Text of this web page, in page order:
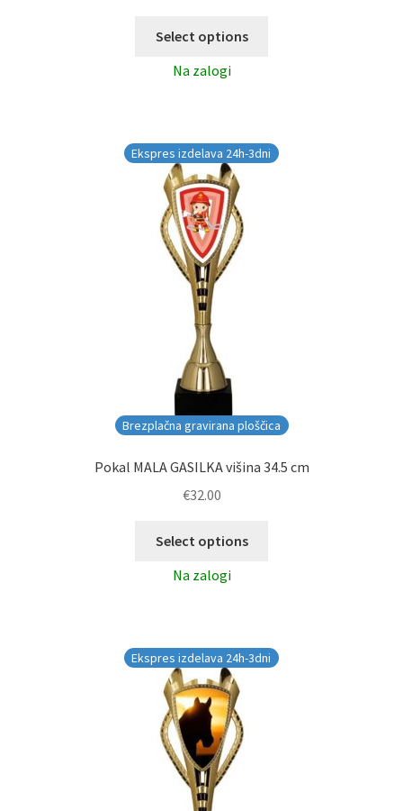
Select options
Na zalogi
Brezplačna gravirana ploščica
Ekspres izdelava 24h-3dni
Pokal MALA GASILKA višina 34.5 cm
€32.00
Select options
Na zalogi
Ekspres izdelava 24h-3dni